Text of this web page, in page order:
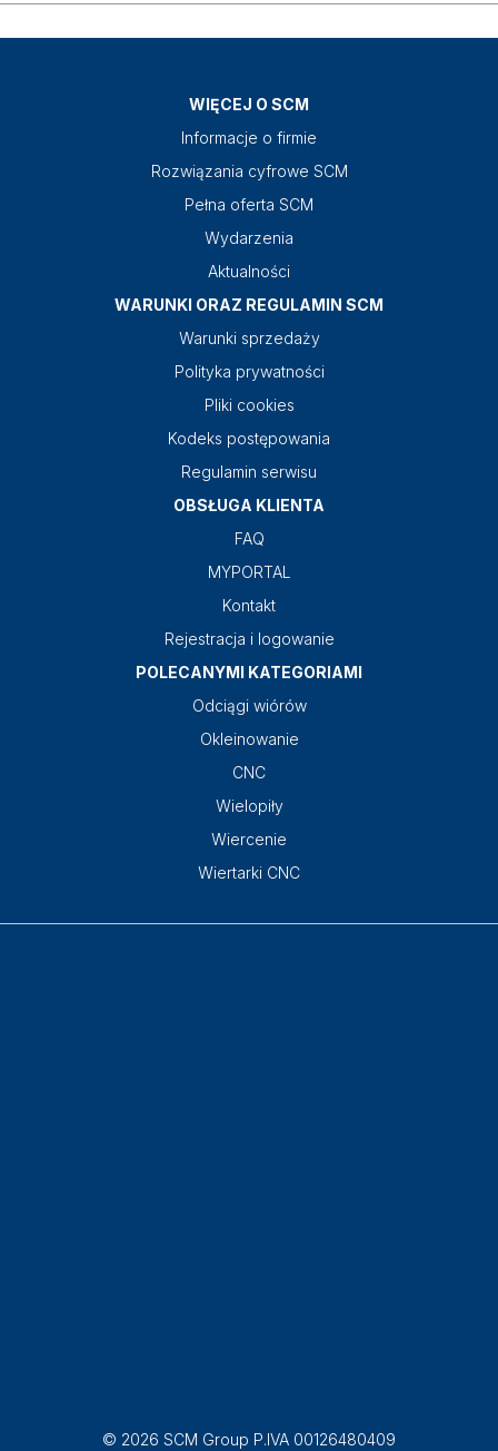
WIĘCEJ O SCM
Informacje o firmie
Rozwiązania cyfrowe SCM
Pełna oferta SCM
Wydarzenia
Aktualności
WARUNKI ORAZ REGULAMIN SCM
Warunki sprzedaży
Polityka prywatności
Pliki cookies
Kodeks postępowania
Regulamin serwisu
OBSŁUGA KLIENTA
FAQ
MYPORTAL
Kontakt
Rejestracja i logowanie
POLECANYMI KATEGORIAMI
Odciągi wiórów
Okleinowanie
CNC
Wielopiły
Wiercenie
Wiertarki CNC
© 2026 SCM Group P.IVA 00126480409